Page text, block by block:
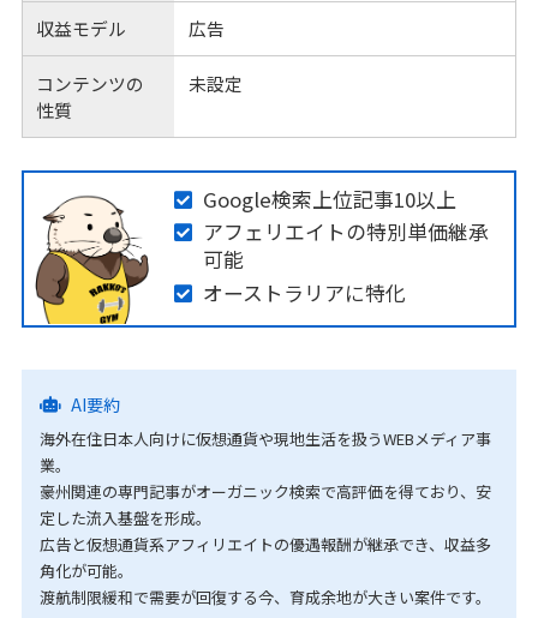
収益モデル 広告
コンテンツの
性質
未設定
Google検索上位記事10以上
アフェリエイトの特別単価継承
可能
オーストラリアに特化
AI要約
海外在住日本人向けに仮想通貨や現地生活を扱うWEBメディア事
業。
豪州関連の専門記事がオーガニック検索で高評価を得ており、安
定した流入基盤を形成。
広告と仮想通貨系アフィリエイトの優遇報酬が継承でき、収益多
角化が可能。
渡航制限緩和で需要が回復する今、育成余地が大きい案件です。